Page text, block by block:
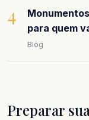
4
para quem
Blog
Preparar